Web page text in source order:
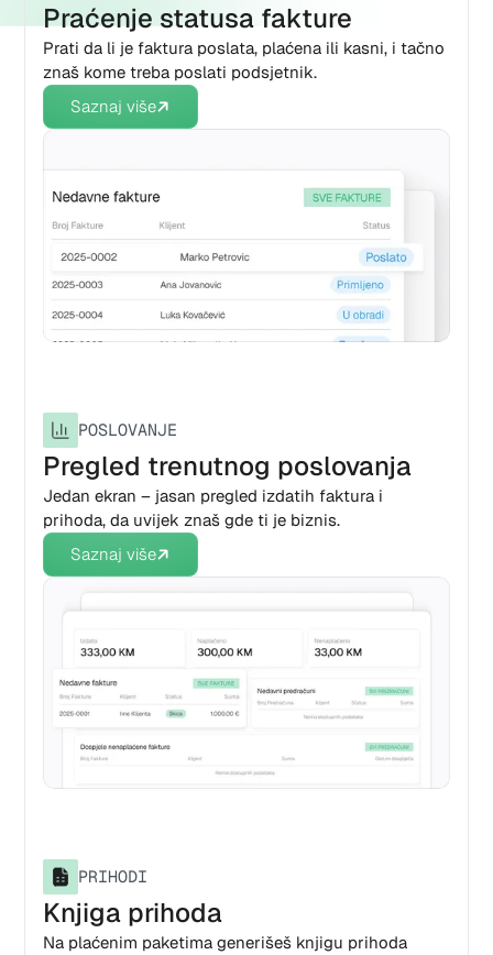
Praćenje statusa fakture
Prati da li je faktura poslata, plaćena ili kasni, i tačno
znaš kome treba poslati podsjetnik.
Saznaj više
POSLOVANJE
Pregled trenutnog poslovanja
Jedan ekran – jasan pregled izdatih faktura i
prihoda, da uvijek znaš gde ti je biznis.
Saznaj više
PRIHODI
Knjiga prihoda
Na plaćenim paketima generišeš knjigu prihoda